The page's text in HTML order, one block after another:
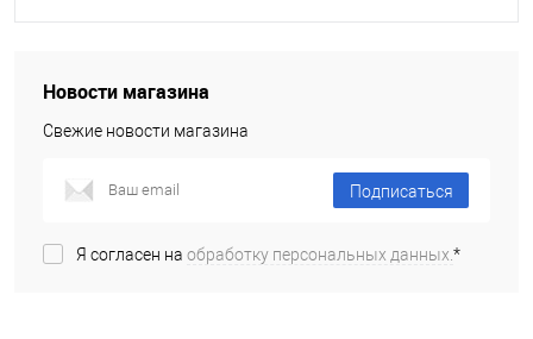
Новости магазина
Свежие новости магазина
Подписаться
Я согласен на обработку персональных данных.*